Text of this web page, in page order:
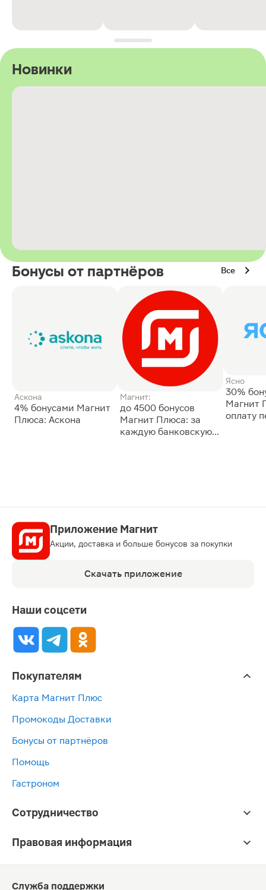
Новинки
Бонусы от партнёров Все
Аскона
4% бонусами Магнит
Плюса: Аскона
Магнит:
до 4500 бонусов
Магнит Плюса: за
каждую банковскую
Ясно
30%
Магнит
оплату
Приложение Магнит
Акции, доставка и больше бонусов за покупки
Скачать приложение
Наши соцсети
Покупателям
Карта Магнит Плюс
Промокоды Доставки
Бонусы от партнёров
Помощь
Гастроном
Сотрудничество
Правовая информация
Служба поддержки